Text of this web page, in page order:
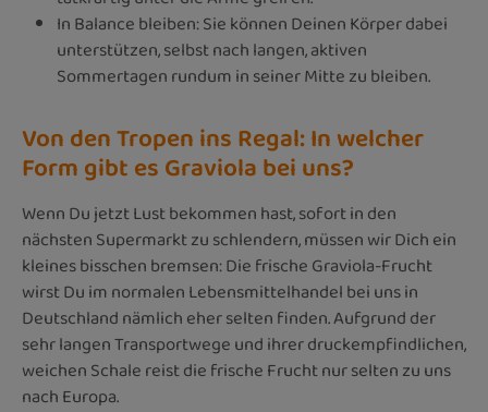
In Balance bleiben: Sie können Deinen Körper dabei
unterstützen, selbst nach langen, aktiven
Sommertagen rundum in seiner Mitte zu bleiben.
Von den Tropen ins Regal: In welcher
Form gibt es Graviola bei uns?
Wenn Du jetzt Lust bekommen hast, sofort in den
nächsten Supermarkt zu schlendern, müssen wir Dich ein
kleines bisschen bremsen: Die frische Graviola-Frucht
wirst Du im normalen Lebensmittelhandel bei uns in
Deutschland nämlich eher selten finden. Aufgrund der
sehr langen Transportwege und ihrer druckempfindlichen,
weichen Schale reist die frische Frucht nur selten zu uns
nach Europa.